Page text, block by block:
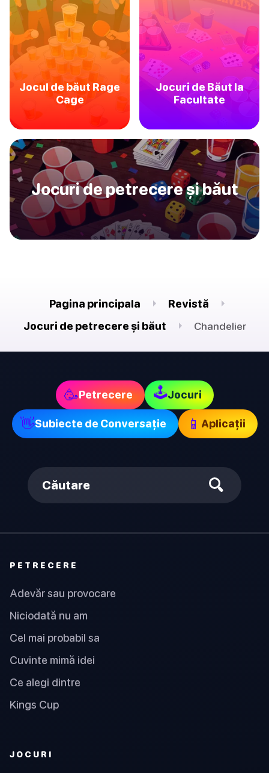
Jocul de băut Rage
Cage
Jocuri de Băut la
Facultate
Jocuri de petrecere și băut
Pagina principala
Revistă
Jocuri de petrecere și băut
Chandelier
🥳Petrecere 🕹Jocuri
👋Subiecte de Conversație 📱 Aplicații
Căutare
PETRECERE
Adevăr sau provocare
Niciodată nu am
Cel mai probabil sa
Cuvinte mimă idei
Ce alegi dintre
Kings Cup
JOCURI